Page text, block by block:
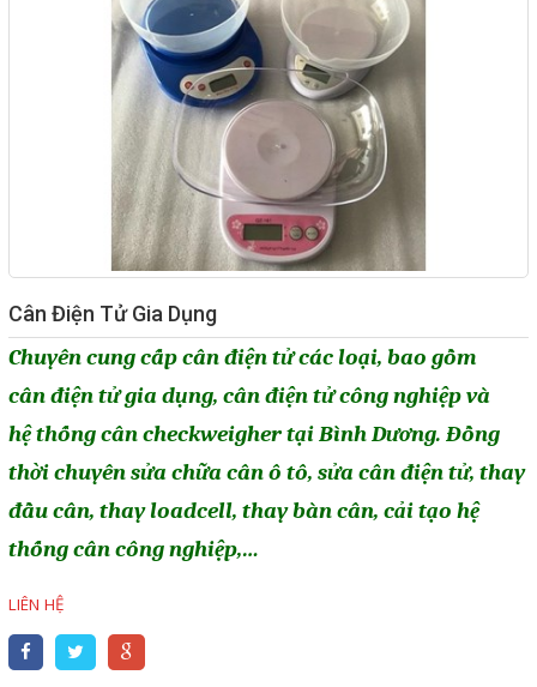
Cân Điện Tử Gia Dụng
Chuyên cung cấp cân điện tử các loại, bao gồm
cân điện tử gia dụng, cân điện tử công nghiệp và
hệ thống cân checkweighertại Bình Dương. Đồng
thời chuyên sửa chữa cân ô tô, sửa cân điện tử, thay
đầu cân, thay loadcell, thay bàn cân, cải tạo hệ
thống cân công nghiệp,…
LIÊN HỆ
Hệ thống điều khiển giám
sát và thu thập dữ liệu
Giải pháp quản lý bằng mã
Bảng LED điện tử
Bảng điện tử năng suất
Bảng Led hiển thị nhiệt độ
độ ẩm
Đồng hồ thời gian thực
Máy dò kim loại
Màn hình cảm ứng HMI
PLC - Bộ lập trình PLC
Biến tần
Máy tính công nghiệp
Motor Servo / Driver Servo
Cáp lập trình PLC - HMI -
COPYRIGHT 2018. ALL RIGHTS RESERVED